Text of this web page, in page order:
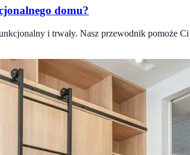
domu?
i trwały. Nasz przewodnik pomoże